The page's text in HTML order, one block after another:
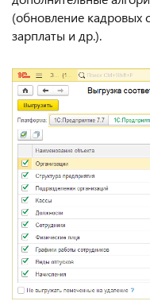
(обновление кадровых
зарплаты и др.).